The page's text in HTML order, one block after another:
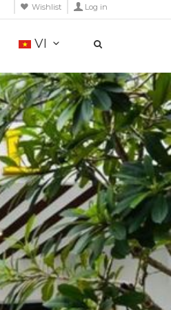
Wishlist Log in
VI